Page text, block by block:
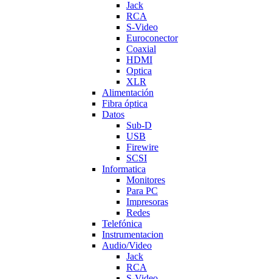
Jack
RCA
S-Video
Euroconector
Coaxial
HDMI
Optica
XLR
Alimentación
Fibra óptica
Datos
Sub-D
USB
Firewire
SCSI
Informatica
Monitores
Para PC
Impresoras
Redes
Telefónica
Instrumentacion
Audio/Video
Jack
RCA